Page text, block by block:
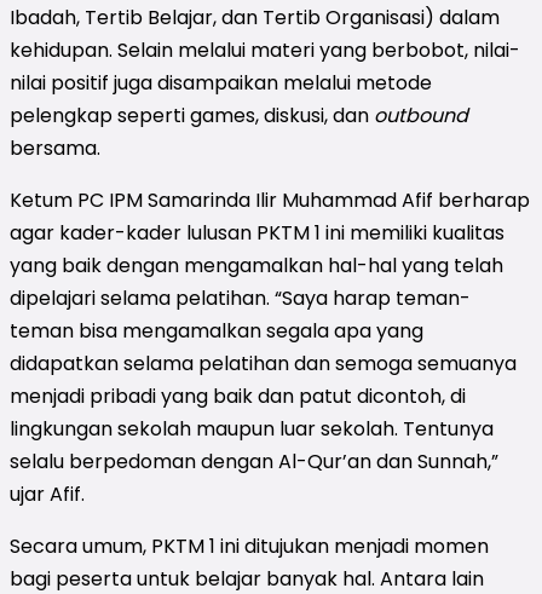
Ibadah, Tertib Belajar, dan Tertib Organisasi) dalam
kehidupan. Selain melalui materi yang berbobot, nilai-
nilai positif juga disampaikan melalui metode
pelengkap seperti games, diskusi, dan outbound
bersama.
Ketum PC IPM Samarinda Ilir Muhammad Afif berharap
agar kader-kader lulusan PKTM 1 ini memiliki kualitas
yang baik dengan mengamalkan hal-hal yang telah
dipelajari selama pelatihan. “Saya harap teman-
teman bisa mengamalkan segala apa yang
didapatkan selama pelatihan dan semoga semuanya
menjadi pribadi yang baik dan patut dicontoh, di
lingkungan sekolah maupun luar sekolah. Tentunya
selalu berpedoman dengan Al-Qur’an dan Sunnah,”
ujar Afif.
Secara umum, PKTM 1 ini ditujukan menjadi momen
bagi peserta untuk belajar banyak hal. Antara lain